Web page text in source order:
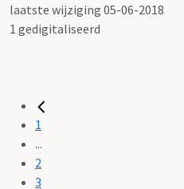
laatste wijziging 05-06-2018
1 gedigitaliseerd
1
...
2
3